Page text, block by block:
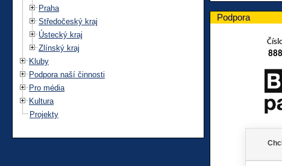
Praha
Středočeský kraj
Ústecký kraj
Zlínský kraj
Kluby
Podpora naší činnosti
Pro média
Kultura
Projekty
Podpora